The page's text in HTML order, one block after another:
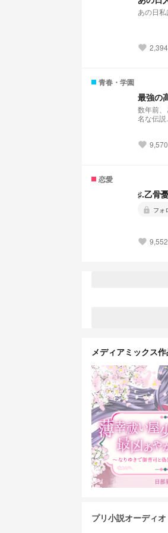
あの日
favorite 2,394
青春・学園
最強の
数年前
名な伝
口調迷子。
favorite 9,570
恋愛
♯.乙骨
lock フォ
favorite 9,552
メディアミックス
プリ小説オーディ